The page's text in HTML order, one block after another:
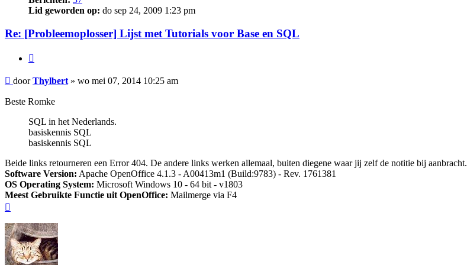
Lid geworden op: do sep 24, 2009 1:23 pm
Re: [Probleemoplosser] Lijst met Tutorials voor Base en SQL
Bericht
doorThylbert » wo mei 07, 2014 10:25 am
Beste Romke
SQL in het Nederlands.
basiskennis SQL
basiskennis SQL
Beide links retourneren een Error 404. De andere links werken allemaal, buiten diegene waar jij zelf de notitie bij aanbracht.
Software Version: Apache OpenOffice 4.1.3 - A00413m1 (Build:9783) - Rev. 1761381
OS Operating System: Microsoft Windows 10 - 64 bit - v1803
Meest Gebruikte Functie uit OpenOffice: Mailmerge via F4